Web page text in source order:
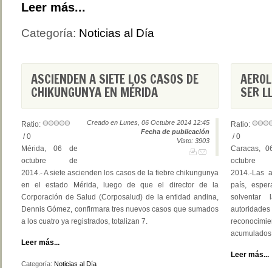
Leer más...
Categoría: Noticias al Día
ASCIENDEN A SIETE LOS CASOS DE
CHIKUNGUNYA EN MÉRIDA
Creado en Lunes, 06 Octubre 2014 12:45
Fecha de publicación
Visto: 3903
Ratio:
/ 0
Mérida, 06 de
octubre de
2014.- A siete ascienden los casos de la fiebre chikungunya
en el estado Mérida, luego de que el director de la
Corporación de Salud (Corposalud) de la entidad andina,
Dennis Gómez, confirmara tres nuevos casos que sumados
a los cuatro ya registrados, totalizan 7.
Leer más...
Categoría: Noticias al Día
SER
Ratio:
/ 0
Caracas,
2014.-Las
país,
solventar
Leer más...